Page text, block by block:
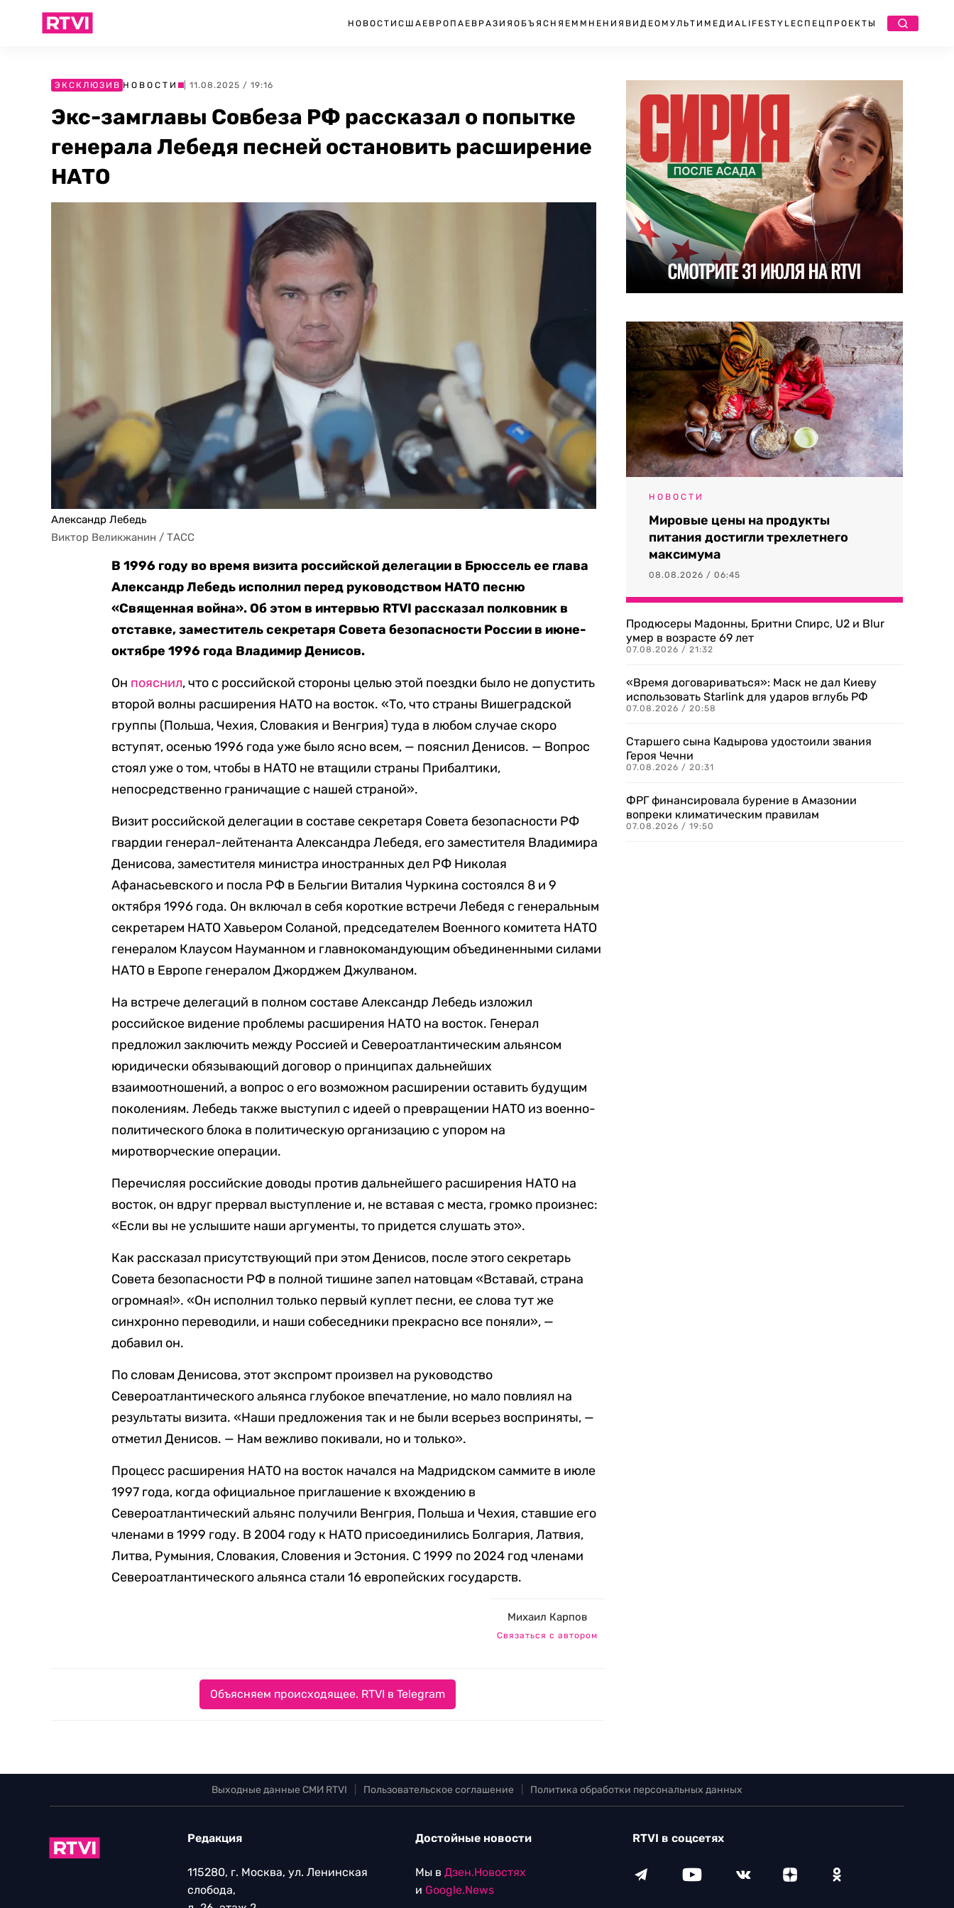
НОВОСТИ США ЕВРОПА ЕВРАЗИЯ ОБЪЯСНЯЕМ МНЕНИЯ ВИДЕО МУЛЬТИМЕДИА LIFESTYLEСПЕЦПРОЕКТЫ
ЭКСКЛЮЗИВ НОВОСТИ | 11.08.2025 / 19:16
Экс-замглавы Совбеза РФ рассказал о попытке
генерала Лебедя песней остановить расширение
НАТО
Александр Лебедь
Виктор Великжанин / ТАСС
В 1996 году во время визита российской делегации в Брюссель ее глава
Александр Лебедь исполнил перед руководством НАТО песню
«Священная война». Об этом в интервью RTVI рассказал полковник в
отставке, заместитель секретаря Совета безопасности России в июне-
октябре 1996 года Владимир Денисов.
Он пояснил, что с российской стороны целью этой поездки было не допустить
второй волны расширения НАТО на восток. «То, что страны Вишеградской
группы (Польша, Чехия, Словакия и Венгрия) туда в любом случае скоро
вступят, осенью 1996 года уже было ясно всем, — пояснил Денисов. — Вопрос
стоял уже о том, чтобы в НАТО не втащили страны Прибалтики,
непосредственно граничащие с нашей страной».
Визит российской делегации в составе секретаря Совета безопасности РФ
гвардии генерал-лейтенанта Александра Лебедя, его заместителя Владимира
Денисова, заместителя министра иностранных дел РФ Николая
Афанасьевского и посла РФ в Бельгии Виталия Чуркина состоялся 8 и 9
октября 1996 года. Он включал в себя короткие встречи Лебедя с генеральным
секретарем НАТО Хавьером Соланой, председателем Военного комитета НАТО
генералом Клаусом Науманном и главнокомандующим объединенными силами
НАТО в Европе генералом Джорджем Джулваном.
На встрече делегаций в полном составе Александр Лебедь изложил
российское видение проблемы расширения НАТО на восток. Генерал
предложил заключить между Россией и Североатлантическим альянсом
юридически обязывающий договор о принципах дальнейших
взаимоотношений, а вопрос о его возможном расширении оставить будущим
поколениям. Лебедь также выступил с идеей о превращении НАТО из военно-
политического блока в политическую организацию с упором на
миротворческие операции.
Перечисляя российские доводы против дальнейшего расширения НАТО на
восток, он вдруг прервал выступление и, не вставая с места, громко произнес:
«Если вы не услышите наши аргументы, то придется слушать это».
Как рассказал присутствующий при этом Денисов, после этого секретарь
Совета безопасности РФ в полной тишине запел натовцам «Вставай, страна
огромная!». «Он исполнил только первый куплет песни, ее слова тут же
синхронно переводили, и наши собеседники прекрасно все поняли», —
добавил он.
По словам Денисова, этот экспромт произвел на руководство
Североатлантического альянса глубокое впечатление, но мало повлиял на
результаты визита. «Наши предложения так и не были всерьез восприняты, —
отметил Денисов. — Нам вежливо покивали, но и только».
Процесс расширения НАТО на восток начался на Мадридском саммите в июле
1997 года, когда официальное приглашение к вхождению в
Североатлантический альянс получили Венгрия, Польша и Чехия, ставшие его
членами в 1999 году. В 2004 году к НАТО присоединились Болгария, Латвия,
Литва, Румыния, Словакия, Словения и Эстония. С 1999 по 2024 год членами
Североатлантического альянса стали 16 европейских государств.
Михаил Карпов
Связаться с автором
Объясняем происходящее. RTVI в Telegram
НОВОСТИ
Мировые цены на продукты
питания достигли трехлетнего
максимума
08.08.2026 / 06:45
Продюсеры Мадонны, Бритни Спирс, U2 и Blur
умер в возрасте 69 лет
07.08.2026 / 21:32
«Время договариваться»: Маск не дал Киеву
использовать Starlink для ударов вглубь РФ
07.08.2026 / 20:58
Старшего сына Кадырова удостоили звания
Героя Чечни
07.08.2026 / 20:31
ФРГ финансировала бурение в Амазонии
вопреки климатическим правилам
07.08.2026 / 19:50
Выходные данные СМИ RTVI Пользовательское соглашение Политика обработки персональных данных
Редакция
115280, г. Москва, ул. Ленинская
слобода,
Достойные новости
Мы в Дзен.Новостях
и Google.News
RTVI в соцсетях